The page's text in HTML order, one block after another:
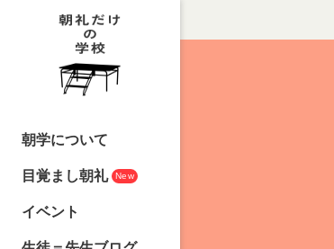
朝学について
目覚まし朝礼
New
イベント